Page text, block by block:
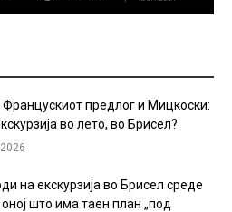
предлог и Мицкоски:
во лето, во Брисел?
на екскурзија во Брисел среде
што има таен план „под